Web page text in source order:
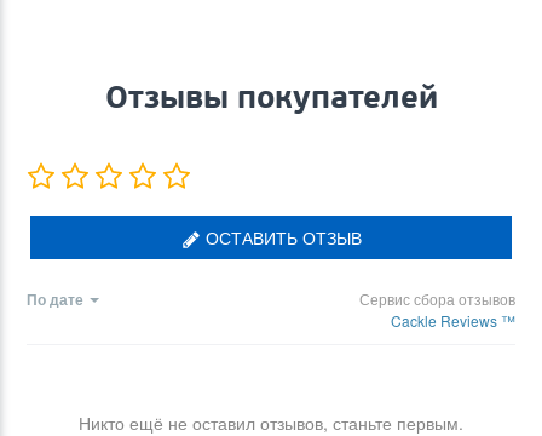
Отзывы покупателей
ОСТАВИТЬ ОТЗЫВ
По дате
Сервис сбора отзывов
Cackle Reviews ™
Никто ещё не оставил отзывов, станьте первым.